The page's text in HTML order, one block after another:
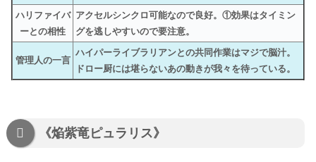
ハリファイバ
ーとの相性
アクセルシンクロ可能なので良好。①効果はタイミン
グを逃しやすいので要注意。
管理人の一言
ハイパーライブラリアンとの共同作業はマジで脳汁。
ドロー厨には堪らないあの動きが我々を待っている。
《焔紫竜ピュラリス》